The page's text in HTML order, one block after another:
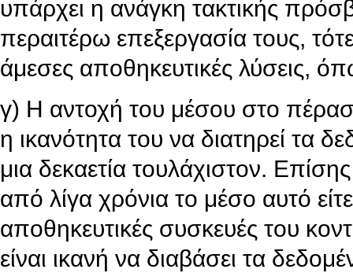
υπάρχει η ανάγκη τακτικής
περαιτέρω επεξεργασία τους,
άμεσες αποθηκευτικές λύσεις,
γ) Η αντοχή του μέσου στο
η ικανότητα του να διατηρεί τα
μια δεκαετία τουλάχιστον.
από λίγα χρόνια το μέσο αυτό
αποθηκευτικές συσκευές του
είναι ικανή να διαβάσει τα